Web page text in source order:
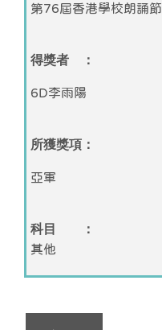
第76屆香港學校朗誦節
得獎者 ：
6D李雨陽
所獲獎項：
亞軍
科目 ：
其他